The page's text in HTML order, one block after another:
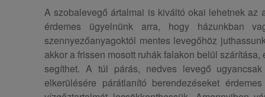
A szobalevegő ártalmai is kiváltó okai lehetnek az
érdemes ügyelnünk arra, hogy házunkban
szennyezőanyagoktól mentes levegőhöz
akkor a frissen mosott ruhák falakon belül
segíthet. A túl párás, nedves levegő
elkerülésére párátlanító berendezéseket